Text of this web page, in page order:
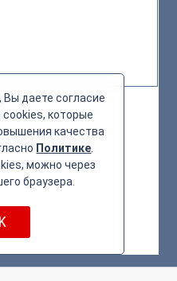
Вы даете согласие
cookies, которые
качества
Политике
можно через
браузера.